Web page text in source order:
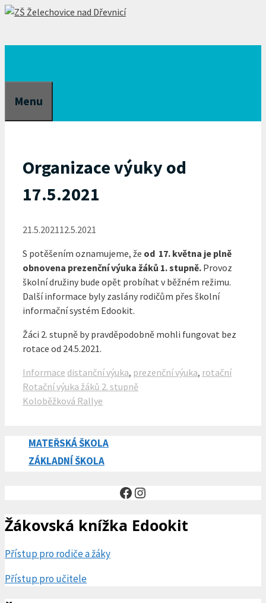
Přeskočit
Menu
Organizace výuky od
17.5.2021
21.5.202112.5.2021
S potěšením oznamujeme, že od 17. května je plně
obnovena prezenční výuka žáků 1. stupně. Provoz
školní družiny bude opět probíhat v běžném režimu.
Další informace byly zaslány rodičům přes školní
informační systém Edookit.
Žáci 2. stupně by pravděpodobně mohli fungovat bez
rotace od 24.5.2021.
Rubriky
Informace Štítky
distanční výuka, prezenční výuka, rotační
Rotační výuka žáků 2. stupně
Koloběžková Rallye
MATEŘSKÁ ŠKOLA
ZÁKLADNÍ ŠKOLA
Facebook
Instagram
Žákovská knížka Edookit
Přístup pro rodiče a žáky
Přístup pro učitele